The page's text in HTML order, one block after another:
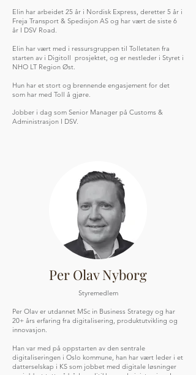
Elin har arbeidet 25 år i Nordisk Express, deretter 5 år i
Freja Transport & Spedisjon AS og har vært de siste 6
år I DSV Road.
Elin har vært med i ressursgruppen til Tolletaten fra
starten av i Digitoll prosjektet, og er nestleder i Styret i
NHO LT Region Øst.
Hun har et stort og brennende engasjement for det
som har med Toll å gjøre.
Jobber i dag som Senior Manager på Customs &
Administrasjon I DSV.
Per Olav Nyborg
Styremedlem
Per Olav er utdannet MSc in Business Strategy og har
20+ års erfaring fra digitalisering, produktutvikling og
innovasjon.
Han var med på oppstarten av den sentrale
digitaliseringen i Oslo kommune, han har vært leder i et
datterselskap i KS som jobbet med digitale løsninger